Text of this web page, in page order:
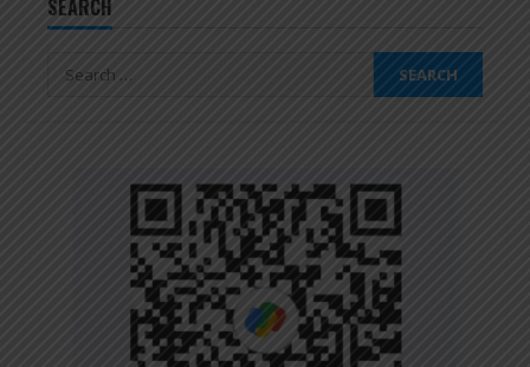
SEARCH
Search